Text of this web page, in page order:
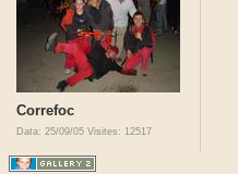
Correfoc
Data: 25/09/05 Visites: 12517